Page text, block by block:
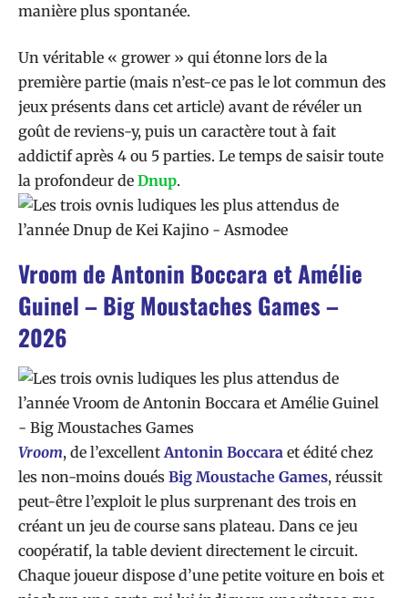
manière plus spontanée.
Un véritable « grower » qui étonne lors de la
première partie (mais n’est-ce pas le lot commun des
jeux présents dans cet article) avant de révéler un
goût de reviens-y, puis un caractère tout à fait
addictif après 4 ou 5 parties. Le temps de saisir toute
la profondeur de Dnup.
Vroom de Antonin Boccara et Amélie
Guinel – Big Moustaches Games –
2026
Vroom, de l’excellent Antonin Boccara et édité chez
les non-moins doués Big Moustache Games, réussit
peut-être l’exploit le plus surprenant des trois en
créant un jeu de course sans plateau. Dans ce jeu
coopératif, la table devient directement le circuit.
Chaque joueur dispose d’une petite voiture en bois et